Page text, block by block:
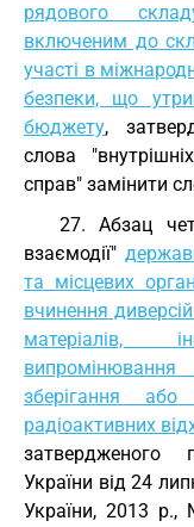
рядового
включеним до
участі в
безпеки, що
бюджету,
слова
справ" замінити
27. Абзац
взаємодії"
та місцевих
вчинення
матеріалів,
зберігання
радіоактивних
затвердженого
України від 24
України, 2013